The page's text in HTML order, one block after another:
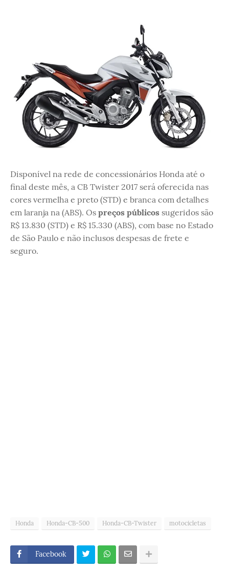
Disponível na rede de concessionários Honda até o
final deste mês, a CB Twister 2017 será oferecida nas
cores vermelha e preto (STD) e branca com detalhes
em laranja na (ABS). Os preços públicos sugeridos são
R$ 13.830 (STD) e R$ 15.330 (ABS), com base no Estado
de São Paulo e não inclusos despesas de frete e
seguro.
Honda Honda-CB-500 Honda-CB-Twister motocicletas
Facebook